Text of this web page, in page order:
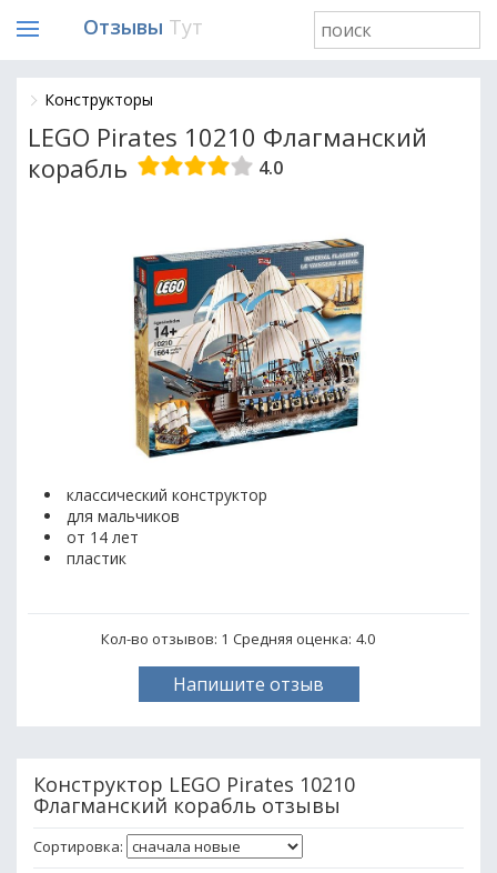
Отзывы Тут
Конструкторы
LEGO Pirates 10210 Флагманский
корабль
4.0
классический конструктор
для мальчиков
от 14 лет
пластик
Кол-во отзывов: 1 Средняя оценка: 4.0
Напишите отзыв
Конструктор LEGO Pirates 10210
Флагманский корабль отзывы
Сортировка: